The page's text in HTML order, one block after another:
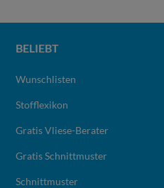
BELIEBT
Wunschlisten
Stofflexikon
Gratis Vliese-Berater
Gratis Schnittmuster
Schnittmuster